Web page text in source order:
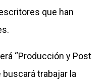
que han
“Producción y Post
trabajar la